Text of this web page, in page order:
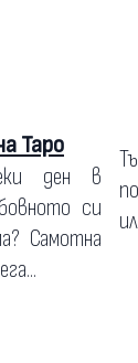
Таро
ден в
си
Самотна